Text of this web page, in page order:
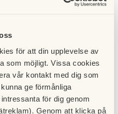
för att din upplevelse av
som möjligt. Vissa cookies
vår kontakt med dig som
ge förmånliga
för dig genom
Genom att klicka på